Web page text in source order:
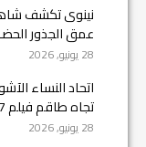
نينوى تكشف
عمق الجذور
28 يونيو, 2026
اتحاد النساء
تجاه طاقم فيلم Case 1087
28 يونيو, 2026